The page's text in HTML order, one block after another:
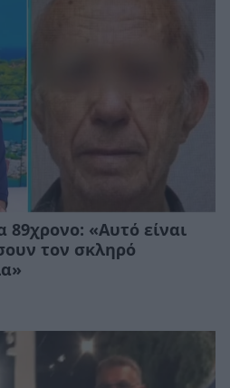
89χρονο: «Αυτό είναι
τον σκληρό